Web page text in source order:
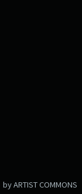
by ARTIST COMMONS